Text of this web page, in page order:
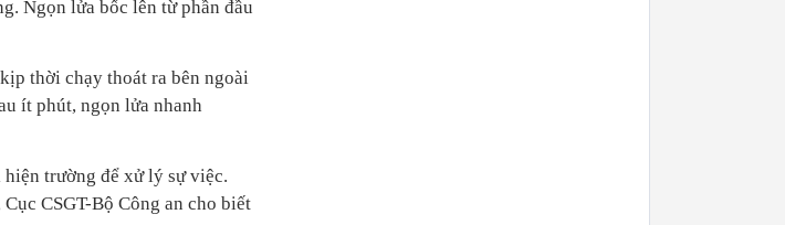
Ngọn lửa bốc lên từ phần đầu
thời chạy thoát ra bên ngoài
ít phút, ngọn lửa nhanh
trường để xử lý sự việc.
CSGT-Bộ Công an cho biết